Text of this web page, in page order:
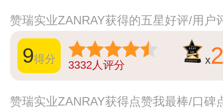
赞瑞实业ZANRAY获得的五星好评/用户
9得分 3332人评分 x
赞瑞实业ZANRAY获得点赞我最棒/口碑